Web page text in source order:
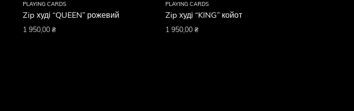
PLAYING CARDS
Zip худі “QUEEN” рожевий
1 950,00 ₴
PLAYING CARDS
Zip худі “KING” койот
1 950,00 ₴